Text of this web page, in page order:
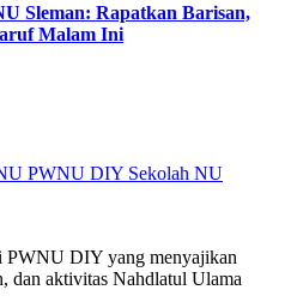
Sleman: Rapatkan Barisan,
Malam Ini
PWNU DIY Sekolah NU
PWNU DIY yang menyajikan
dan aktivitas Nahdlatul Ulama